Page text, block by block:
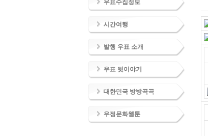
우표수집정보
시간여행
발행 우표 소개
우표 뒷이야기
대한민국 방방곡곡
우정문화웹툰